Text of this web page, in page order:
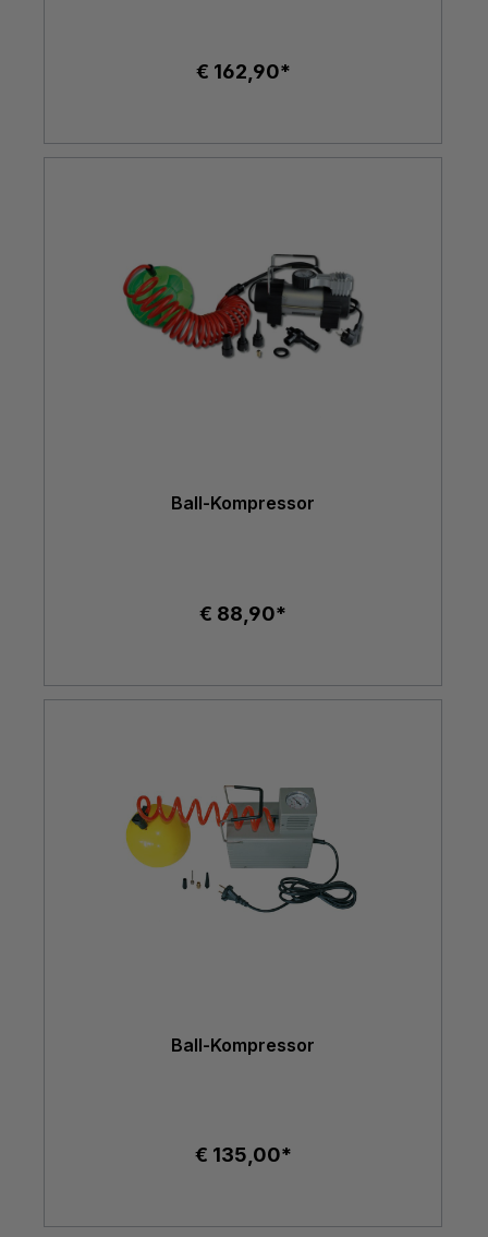
€ 162,90*
Ball-Kompressor
€ 88,90*
Ball-Kompressor
€ 135,00*